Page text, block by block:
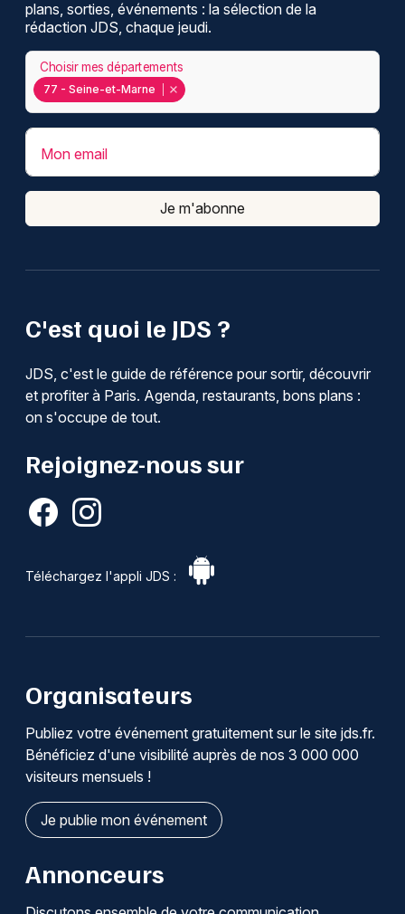
C'est quoi le JDS ?
JDS, c'est le guide de référence pour sortir, découvrir
et profiter à Paris. Agenda, restaurants, bons plans :
on s'occupe de tout.
Rejoignez-nous sur
Téléchargez l'appli JDS :
plans, sorties, événements : la sélection de la
rédaction JDS, chaque jeudi.
77 - Seine-et-Marne
Choisir mes départements
Mon email
Je m'abonne
Organisateurs
Publiez votre événement gratuitement sur le site jds.fr.
Bénéficiez d'une visibilité auprès de nos 3 000 000
visiteurs mensuels !
Je publie mon événement
Annonceurs